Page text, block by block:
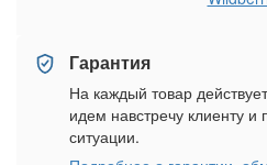
Гарантия
На каждый товар
идем навстречу клиенту
ситуации.